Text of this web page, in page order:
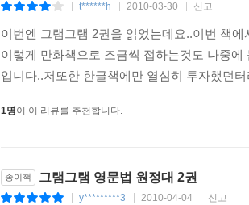
t******h 2010-03-30 신고
이번엔 그램그램 2권을 읽었는데요..이번 책
이렇게 만화책으로 조금씩 접하는것도 나중
입니다..저또한 한글책에만 열심히 투자했던
1명이 이 리뷰를 추천합니다.
종이책 그램그램 영문법 원정대 2권
y*********3 2010-04-04 신고